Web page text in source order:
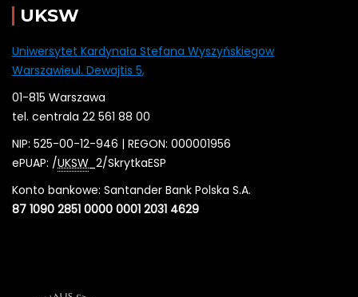
UKSW
Uniwersytet Kardynała Stefana Wyszyńskiegow
Warszawieul. Dewajtis 5,
01-815 Warszawa
tel. centrala 22 561 88 00
NIP: 525-00-12-946 | REGON: 000001956
ePUAP: /UKSW _2/SkrytkaESP
Konto bankowe: Santander Bank Polska S.A.
87 1090 2851 0000 0001 2031 4629